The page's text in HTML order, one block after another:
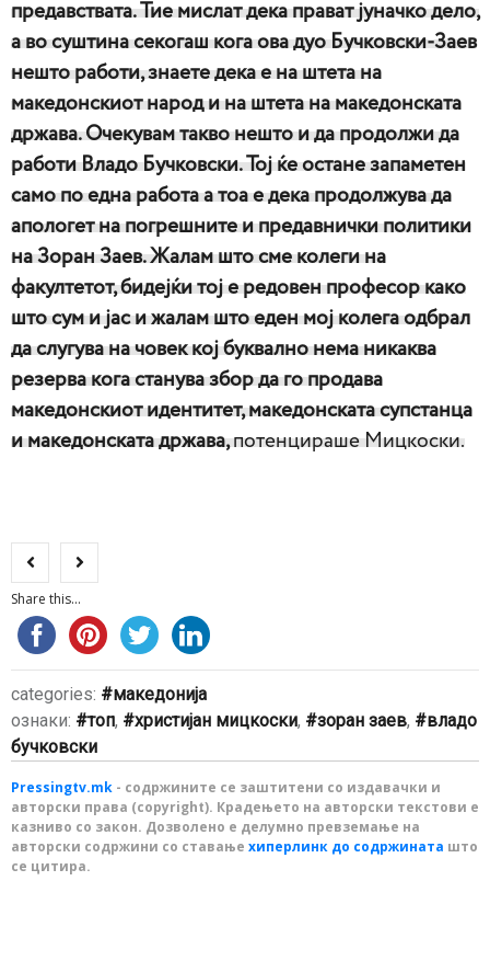
предавствата. Тие мислат дека прават јуначко дело,
а во суштина секогаш кога ова дуо Бучковски-Заев
нешто работи, знаете дека е на штета на
македонскиот народ и на штета на македонската
држава. Очекувам такво нешто и да продолжи да
работи Владо Бучковски. Тој ќе остане запаметен
само по една работа а тоа е дека продолжува да
апологет на погрешните и предавнички политики
на Зоран Заев. Жалам што сме колеги на
факултетот, бидејќи тој е редовен професор како
што сум и јас и жалам што еден мој колега одбрал
да слугува на човек кој буквално нема никаква
резерва кога станува збор да го продава
македонскиот идентитет, македонската супстанца
и македонската држава,потенцираше Мицкоски.
Share this...
categories:
македонија
ознаки:
топ, христијан мицкоски, зоран заев,
владо
бучковски
Pressingtv.mk - содржините се заштитени со издавачки и
авторски права (copyright). Крадењето на авторски текстови е
казниво со закон. Дозволено е делумно превземање на
авторски содржини со ставање хиперлинк до содржината што
се цитира.